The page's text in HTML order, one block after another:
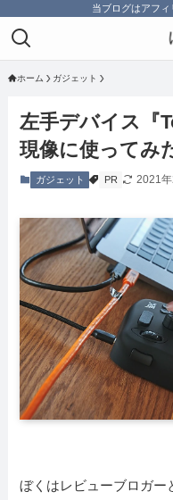
当ブログはアフ
ホーム ガジェット
左手デバイス『
現像に使ってみ
ガジェット PR 2021
ぼくはレビューブロガー